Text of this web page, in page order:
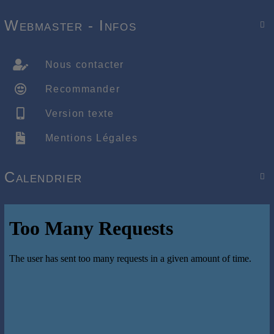

Webmaster - Infos
Nous contacter
Recommander
Version texte
Mentions Légales

Calendrier